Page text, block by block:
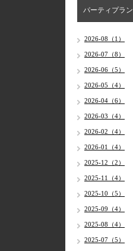
パーティプラン
2026-08（1）
2026-07（8）
2026-06（5）
2026-05（4）
2026-04（6）
2026-03（4）
2026-02（4）
2026-01（4）
2025-12（2）
2025-11（4）
2025-10（5）
2025-09（4）
2025-08（4）
2025-07（5）